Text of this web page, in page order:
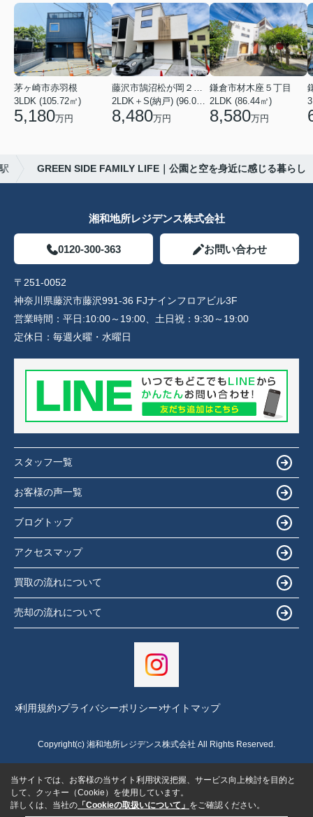
茅ヶ崎市赤羽根
3LDK (105.72㎡)
5,180万円 8,480万円
鎌倉市材木座５丁目
2LDK (86.44㎡)
8,580万円
GREEN SIDE FAMILY LIFE｜公園と空を身近に感じる暮らし
湘和地所レジデンス株式会社
0120-300-363 お問い合わせ
〒251-0052
神奈川県藤沢市藤沢991-36 FJナインフロアビル3F
営業時間： 平日:10:00～19:00、土日祝：9:30～19:00
定休日： 毎週火曜・水曜日
スタッフ一覧
お客様の声一覧
ブログトップ
アクセスマップ
買取の流れについて
売却の流れについて
利用規約 プライバシーポリシー サイトマップ
Copyright(c) 湘和地所レジデンス株式会社 All Rights Reserved.
当サイトでは、お客様の当サイト利用状況把握、サービス向上検討を目的と
して、クッキー（Cookie）を使用しています。
詳しくは、当社の 「Cookieの取扱いについて」 をご確認ください。